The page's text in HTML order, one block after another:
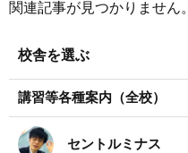
関連記事が見つかりません。
校舎を選ぶ
講習等各種案内（全校）
セントルミナス